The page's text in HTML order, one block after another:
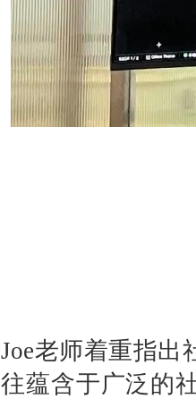
Joe老师着重指出
往蕴含于广泛的